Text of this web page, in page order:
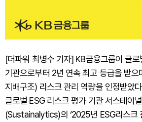
[더파워 최병수 기자] KB금융그룹이 글
기관으로부터 2년 연속 최고 등급을 받으
지배구조) 리스크 관리 역량을 인정받았
글로벌 ESG 리스크 평가 기관 서스테이
(Sustainalytics)의 ‘2025년 ESG리스크